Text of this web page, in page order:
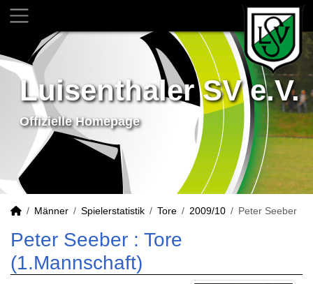
Luisenthaler SV e.V.
Offizielle Homepage
Männer Spielerstatistik Tore 2009/10 Peter Seeber
Peter Seeber : Tore
(1.Mannschaft)